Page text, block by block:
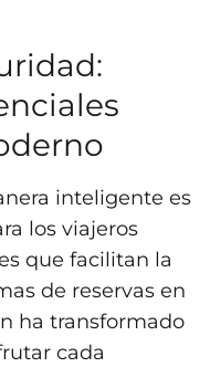
inteligente es
los viajeros
que facilitan la
de reservas en
ha transformado
cada